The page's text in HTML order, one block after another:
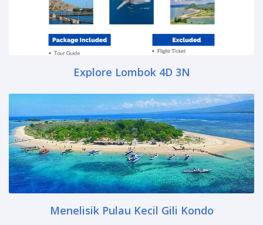
Explore Lombok 4D 3N
Menelisik Pulau Kecil Gili Kondo